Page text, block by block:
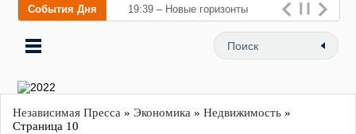
События Дня 19:39 – Новые горизонты
флебологии: в Москве
Независимая Пресса » Экономика » Недвижимость »
Страница 10